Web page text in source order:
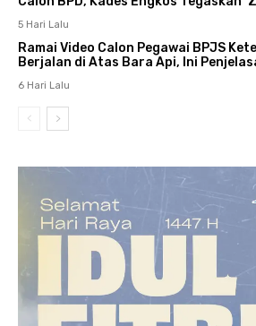
5 Hari Lalu
Ramai Video Calon Pegawai BPJS
Berjalan di Atas Bara Api, Ini
6 Hari Lalu